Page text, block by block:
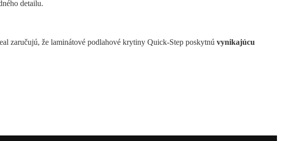
detailu.
zaručujú, že laminátové podlahové krytiny Quick-Step poskytnú vynikajúcu